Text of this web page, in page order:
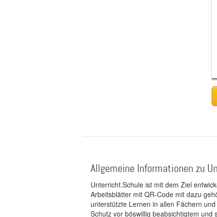
Allgemeine Informationen zu
Unterricht.Schule ist mit dem Ziel
Arbeitsblätter mit QR-Code mit dazu
unterstützte Lernen in allen Fächern
Schutz vor böswillig beabsichtigtem